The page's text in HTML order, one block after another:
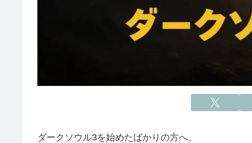
ダークソウル3を始めたばかりの方へ。